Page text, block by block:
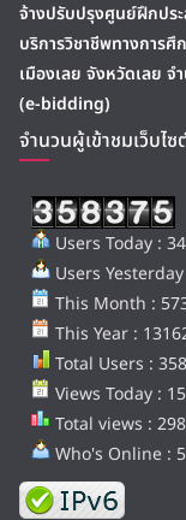
จ้างปรับปรุงศูนย์ฝึกปร
บริการวิชาชีพทางการศึ
เมืองเลย จังหวัดเลย จ
(e-bidding)
จำนวนผู้เข้าชมเว็บไซ
Users Today :
Users
This Month :
This Year :
Total Users :
Views Today :
Total views :
Who's Online : 5